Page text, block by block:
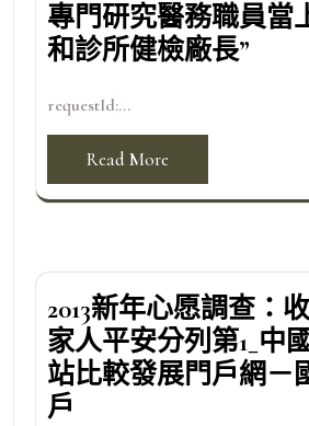
專門研究醫務職員當
和診所健檢廠長”
requestId:...
Read More
2013新年心愿調查：
家人平安分列第1_中
站比較發展門戶網－
戶